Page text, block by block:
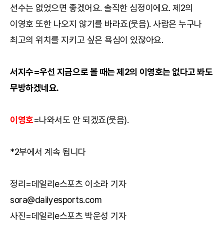
선수는 없었으면 좋겠어요. 솔직한 심정이에요. 제2의
이영호 또한 나오지 않기를 바라죠(웃음). 사람은 누구나
최고의 위치를 지키고 싶은 욕심이 있잖아요.
서지수=우선 지금으로 볼 때는 제2의 이영호는 없다고 봐도
무방하겠네요.
이영호=나와서도 안 되겠죠(웃음).
*2부에서 계속 됩니다
정리=데일리e스포츠 이소라 기자
sora@dailyesports.com
사진=데일리e스포츠 박운성 기자